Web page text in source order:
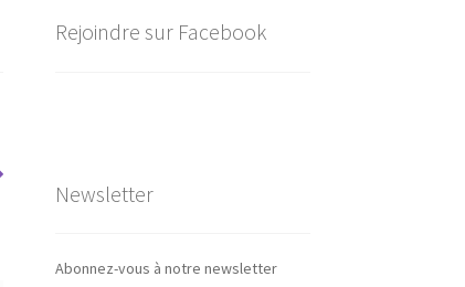
Rejoindre sur Facebook
Newsletter
Abonnez-vous à notre newsletter